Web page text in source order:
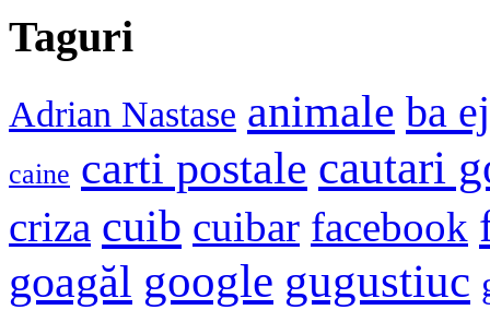
Taguri
Adrian Nastase animale ba
caine carti postale cautari
criza cuib cuibar facebook
goagăl google gugustiuc